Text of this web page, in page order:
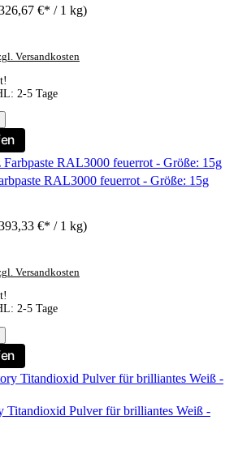
€* / 1 kg)
Versandkosten
2-5 Tage
RAL3000 feuerrot - Größe: 15g
€* / 1 kg)
Versandkosten
2-5 Tage
Titandioxid Pulver für brilliantes Weiß -